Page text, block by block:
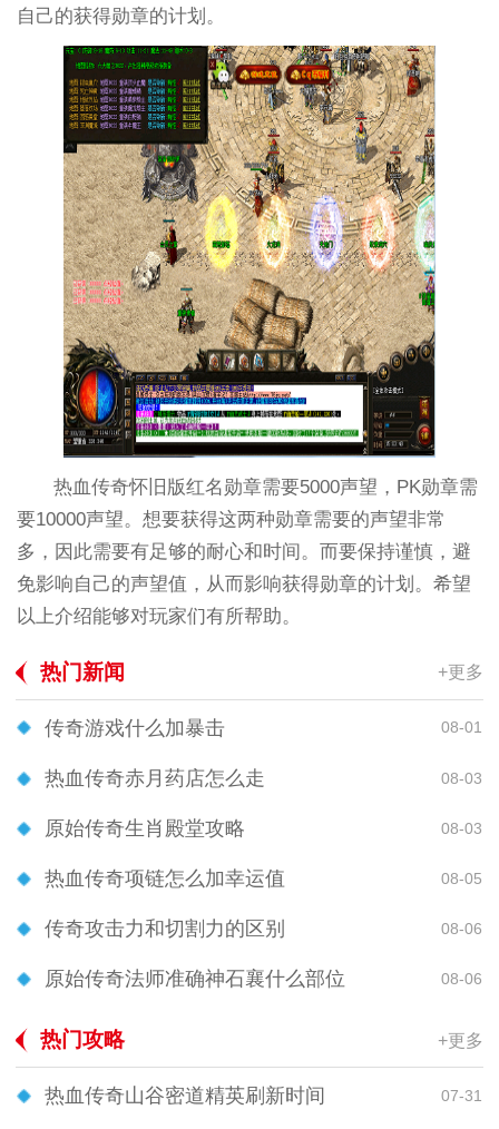
自己的获得勋章的计划。
热血传奇怀旧版红名勋章需要5000声望，PK勋章需
要10000声望。想要获得这两种勋章需要的声望非常
多，因此需要有足够的耐心和时间。而要保持谨慎，避
免影响自己的声望值，从而影响获得勋章的计划。希望
以上介绍能够对玩家们有所帮助。
热门新闻 +更多
传奇游戏什么加暴击 08-01
热血传奇赤月药店怎么走 08-03
原始传奇生肖殿堂攻略 08-03
热血传奇项链怎么加幸运值 08-05
传奇攻击力和切割力的区别 08-06
原始传奇法师准确神石襄什么部位 08-06
热门攻略 +更多
热血传奇山谷密道精英刷新时间 07-31